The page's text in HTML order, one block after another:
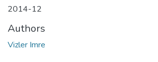
2014-12
Authors
Vizler Imre